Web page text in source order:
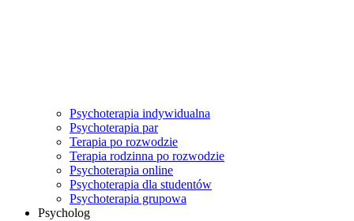
Psychoterapia indywidualna
Psychoterapia par
Terapia po rozwodzie
Terapia rodzinna po rozwodzie
Psychoterapia online
Psychoterapia dla studentów
Psychoterapia grupowa
Psycholog